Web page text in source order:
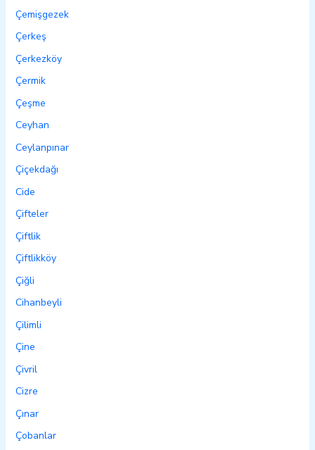
Çemişgezek
Çerkeş
Çerkezköy
Çermik
Çeşme
Ceyhan
Ceylanpınar
Çiçekdağı
Cide
Çifteler
Çiftlik
Çiftlikköy
Çiğli
Cihanbeyli
Çilimli
Çine
Çivril
Cizre
Çınar
Çobanlar